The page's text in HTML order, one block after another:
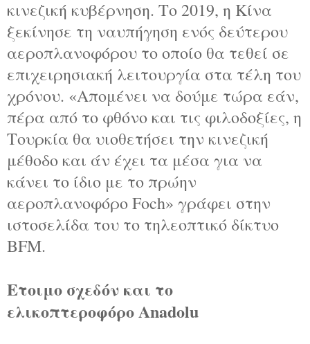
κινεζική κυβέρνηση. Το 2019, η Κίνα
ξεκίνησε τη ναυπήγηση ενός δεύτερου
αεροπλανοφόρου το οποίο θα τεθεί σε
επιχειρησιακή λειτουργία στα τέλη του
χρόνου. «Απομένει να δούμε τώρα εάν,
πέρα ​​από το φθόνο και τις φιλοδοξίες, η
Τουρκία θα υιοθετήσει την κινεζική
μέθοδο και άν έχει τα μέσα για να
κάνει το ίδιο με το πρώην
αεροπλανοφόρο Foch» γράφει στην
ιστοσελίδα του το τηλεοπτικό δίκτυο
ΒFM.
Ετοιμο σχεδόν και το
ελικοπτεροφόρο Anadolu